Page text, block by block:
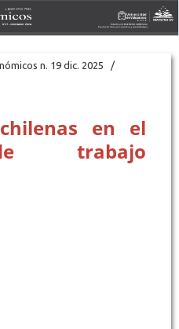
n. 19 dic. 2025
/
en el
trabajo